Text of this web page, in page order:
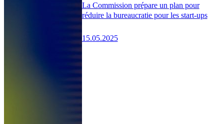
La Commission prépare un plan pour
réduire la bureaucratie pour les start-ups
15.05.2025